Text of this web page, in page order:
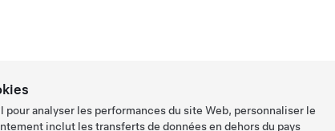
analyser les performances du site Web, personnaliser le
inclut les transferts de données en dehors du pays